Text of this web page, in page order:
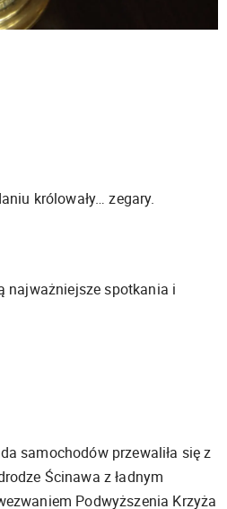
królowały… zegary.
najważniejsze spotkania i
samochodów przewaliła się z
Ścinawa z ładnym
Podwyższenia Krzyża